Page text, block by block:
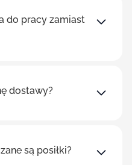
do pracy zamiast
dostawy?
są posiłki?